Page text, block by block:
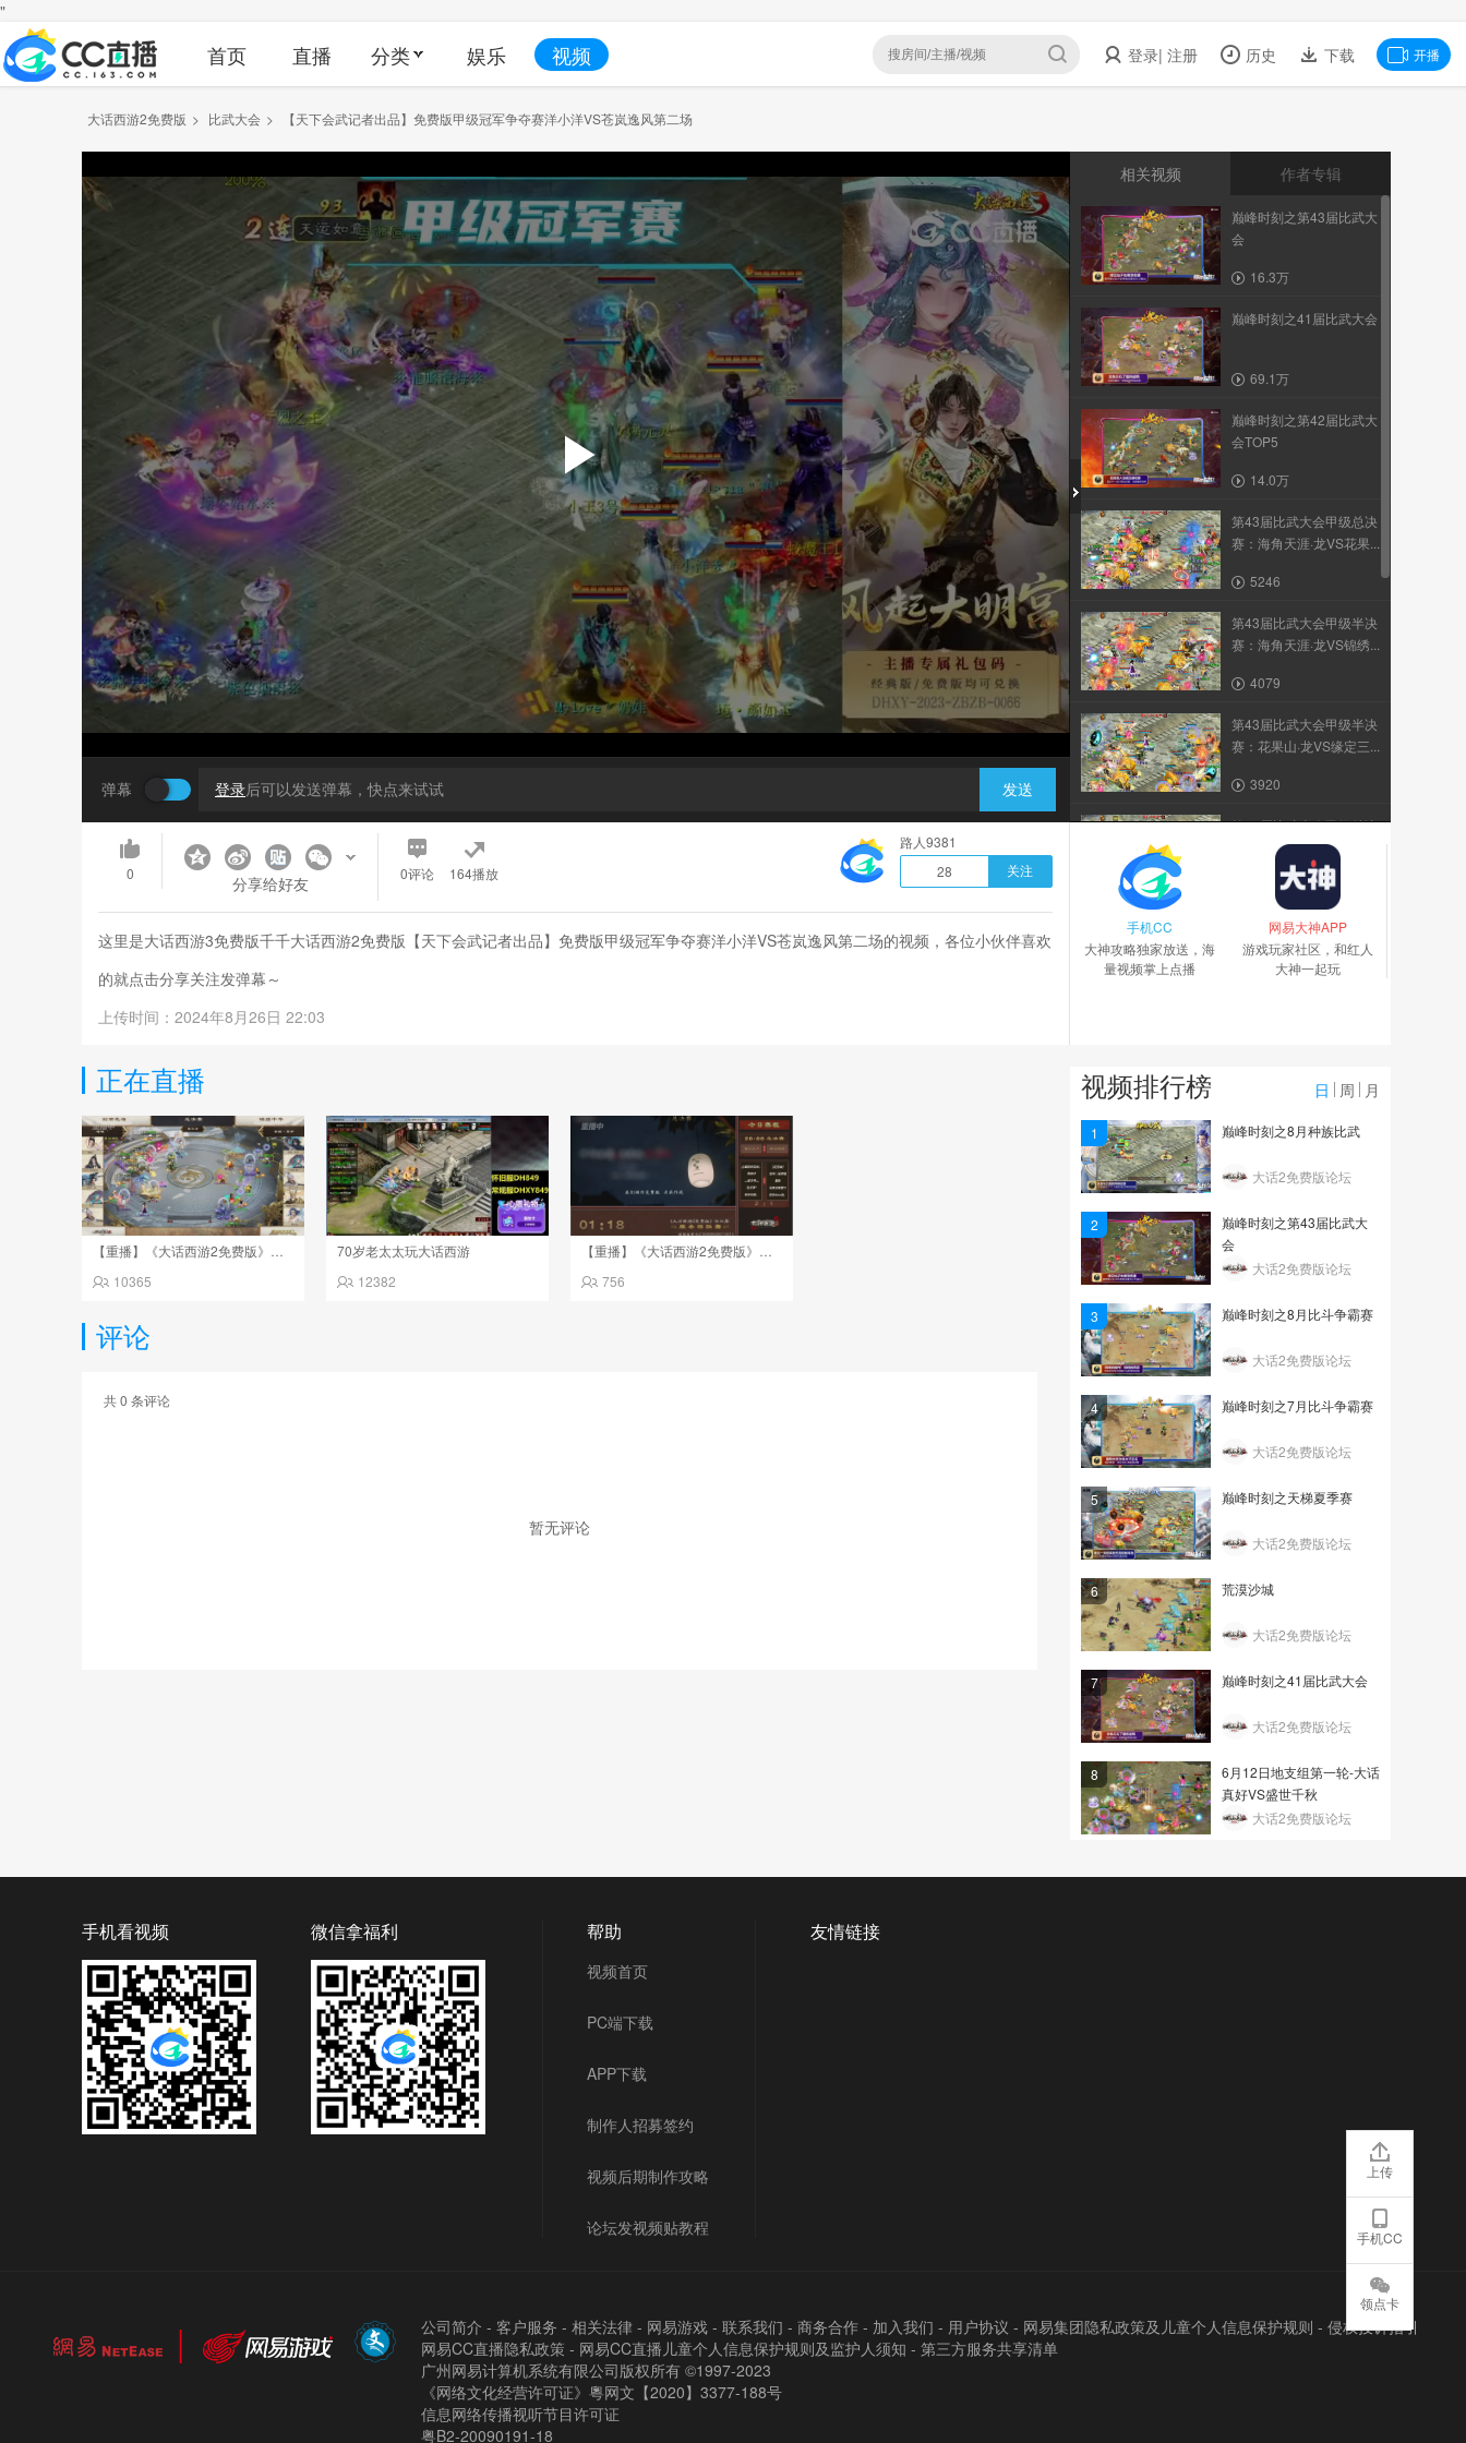
"
首页 直播 分类 娱乐 视频 登录| 注册 历史 下载 开播
大话西游2免费版 > 比武大会 > 【天下会武记者出品】免费版甲级冠军争夺赛洋小洋VS苍岚逸风第二场
弹幕 登录后可以发送弹幕，快点来试试 发送
相关视频 作者专辑
巅峰时刻之第43届比武大
会
16.3万
巅峰时刻之41届比武大会
69.1万
巅峰时刻之第42届比武大
会TOP5
14.0万
第43届比武大会甲级总决
赛：海角天涯·龙VS花果...
5246
第43届比武大会甲级半决
赛：海角天涯·龙VS锦绣...
4079
第43届比武大会甲级半决
赛：花果山·龙VS缘定三...
3920
第43届比武大会乙级总决
赛：花好月圆·龙VS红尘...
3593
第43届比武大会甲级八强
赛：花果山·龙VS雾隐云...
第43届比武大会甲级八强
3479
0 分享给好友 0评论 164播放
路人9381
28
关注
这里是大话西游3免费版千千大话西游2免费版【天下会武记者出品】免费版甲级冠军争夺赛洋小洋VS苍岚逸风第二场的视频，各位小伙伴喜欢
的就点击分享关注发弹幕～
上传时间：2024年8月26日 22:03
手机CC
大神攻略独家放送，海
量视频掌上点播
网易大神APP
游戏玩家社区，和红人
大神一起玩
正在直播
10365
70岁老太太玩大话西游
12382
756
评论
共0 条评论
暂无评论
视频排行榜 日 周 月
1 巅峰时刻之8月种族比武
大话2免费版论坛
2
巅峰时刻之第43届比武大
会
大话2免费版论坛
3 巅峰时刻之8月比斗争霸赛
大话2免费版论坛
4 巅峰时刻之7月比斗争霸赛
大话2免费版论坛
5 巅峰时刻之天梯夏季赛
大话2免费版论坛
6 荒漠沙城
大话2免费版论坛
7 巅峰时刻之41届比武大会
大话2免费版论坛
8
6月12日地支组第一轮-大话
真好VS盛世千秋
大话2免费版论坛
手机看视频 微信拿福利 帮助
视频首页
PC端下载
APP下载
制作人招募签约
视频后期制作攻略
论坛发视频贴教程
友情链接
公司简介 - 客户服务 - 相关法律 - 网易游戏 - 联系我们 - 商务合作 - 加入我们 - 用户协议 - 网易集团隐私政策及儿童个人信息保护规则 - 侵权投诉指引
网易CC直播隐私政策 - 网易CC直播儿童个人信息保护规则及监护人须知 - 第三方服务共享清单
广州网易计算机系统有限公司版权所有 ©1997-2023
《网络文化经营许可证》粵网文【2020】3377-188号
信息网络传播视听节目许可证
粤B2-20090191-18
上传
手机CC
领点卡